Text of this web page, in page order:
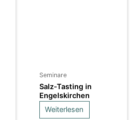
Seminare
Salz-Tasting in
Engelskirchen
Weiterlesen